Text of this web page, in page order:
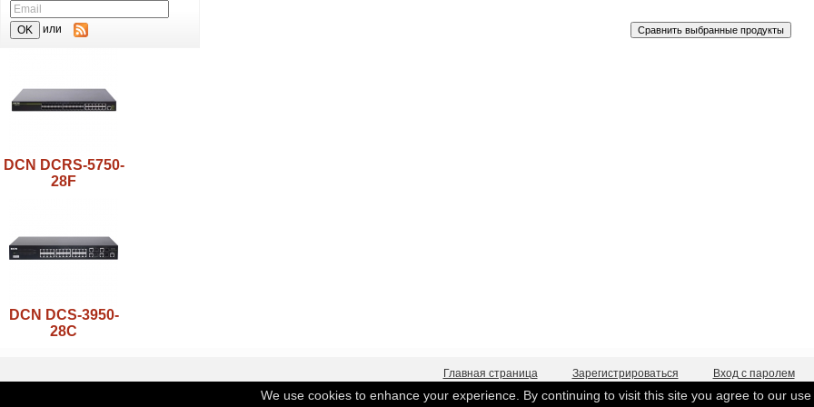
или
DCN DCRS-5750-
28F
DCN DCS-3950-
28C
Главная страница Зарегистрироваться Вход с паролем
Beloteks Latvia SIA
We use cookies to enhance your experience. By continuing to visit this site you agree to our use